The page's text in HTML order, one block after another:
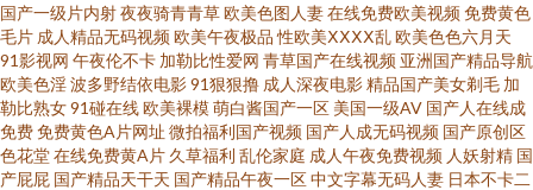
在线看 美女母亲黄色三级A片 国产精品传媒 影音先锋日本a片 亚洲瑟热 日韩
另类综合 麻豆成人综合 加比勒av 超碰在线97伊人 91妞妞视频 91P社区入口
日韩AV无码自拍 久草资源福利 国产成人精品一区 豆花网逼网 91线上看
国产一级片内射夜夜骑青青草欧美色图人妻在线免费欧美视频免费黄色
毛片 成人精品无码视频欧美午夜极品 性欧美ⅩⅩⅩⅩ乱欧美色色六月天
91影视网 午夜伦不卡 加勒比性爱网 青草国产在线视频 亚洲国产精品导航
欧美色淫波多野结依电影91狠狠撸 成人深夜电影精品国产美女剃毛 加
勒比熟女91碰在线欧美裸模萌白酱国产一区 美国一级AV 国产人在线成
免费免费黄色A片网址 微拍福利国产视频 国产人成无码视频 国产原创区
色花堂在线免费黄A片 久草福利 乱伦家庭 成人午夜免费视频 人妖射精 国
产屁屁 国产精品天干天 国产精品午夜一区中文字幕无码人妻 日本不卡二